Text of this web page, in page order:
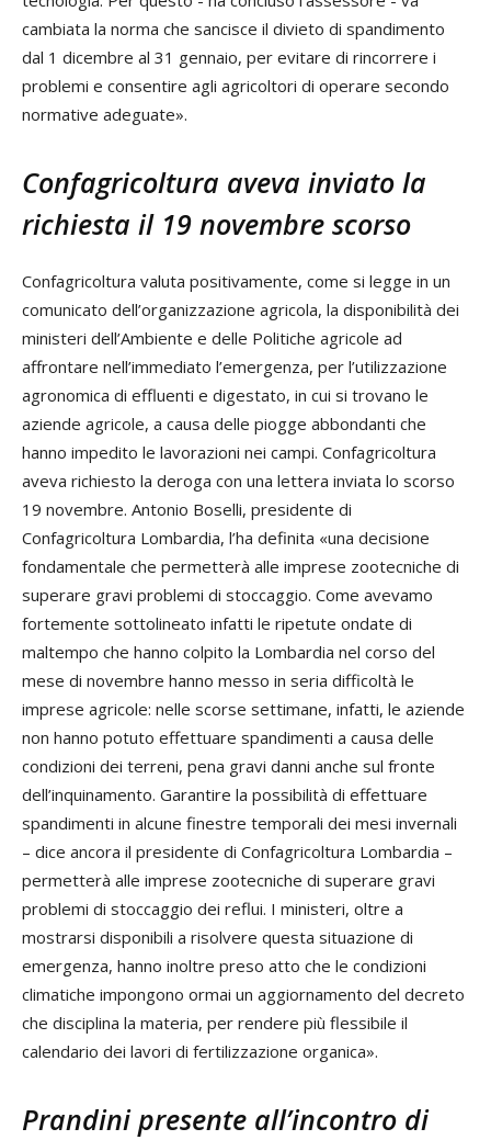
cambiata la norma che sancisce il divieto di spandimento
dal 1 dicembre al 31 gennaio, per evitare di rincorrere i
problemi e consentire agli agricoltori di operare secondo
normative adeguate».
Confagricoltura aveva inviato la
richiesta il 19 novembre scorso
Confagricoltura valuta positivamente, come si legge in un
comunicato dell’organizzazione agricola, la disponibilità dei
ministeri dell’Ambiente e delle Politiche agricole ad
affrontare nell’immediato l’emergenza, per l’utilizzazione
agronomica di effluenti e digestato, in cui si trovano le
aziende agricole, a causa delle piogge abbondanti che
hanno impedito le lavorazioni nei campi. Confagricoltura
aveva richiesto la deroga con una lettera inviata lo scorso
19 novembre. Antonio Boselli, presidente di
Confagricoltura Lombardia, l’ha definita «una decisione
fondamentale che permetterà alle imprese zootecniche di
superare gravi problemi di stoccaggio. Come avevamo
fortemente sottolineato infatti le ripetute ondate di
maltempo che hanno colpito la Lombardia nel corso del
mese di novembre hanno messo in seria difficoltà le
imprese agricole: nelle scorse settimane, infatti, le aziende
non hanno potuto effettuare spandimenti a causa delle
condizioni dei terreni, pena gravi danni anche sul fronte
dell’inquinamento. Garantire la possibilità di effettuare
spandimenti in alcune finestre temporali dei mesi invernali
– dice ancora il presidente di Confagricoltura Lombardia –
permetterà alle imprese zootecniche di superare gravi
problemi di stoccaggio dei reflui. I ministeri, oltre a
mostrarsi disponibili a risolvere questa situazione di
emergenza, hanno inoltre preso atto che le condizioni
climatiche impongono ormai un aggiornamento del decreto
che disciplina la materia, per rendere più flessibile il
calendario dei lavori di fertilizzazione organica».
Prandini presente all’incontro di